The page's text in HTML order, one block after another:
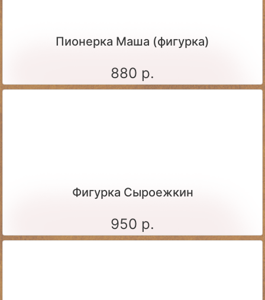
Пионерка Маша (фигурка)
880 р.
Фигурка Сыроежкин
950 р.